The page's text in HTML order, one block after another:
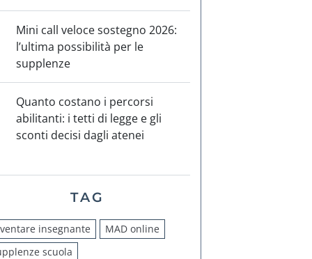
Mini call veloce sostegno 2026:
l’ultima possibilità per le
supplenze
Quanto costano i percorsi
abilitanti: i tetti di legge e gli
sconti decisi dagli atenei
TAG
insegnante
MAD online
scuola